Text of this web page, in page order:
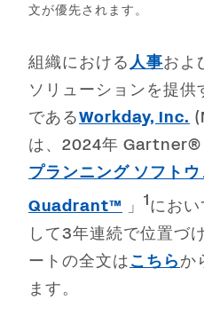
文が優先されます。
組織における人事およ
ソリューションを提
であるWorkday, Inc.
は、2024年 Gartner®
プランニング ソフト
Quadrant™ 」 1におい
して3年連続で位置づ
ートの全文はこちらか
ます。